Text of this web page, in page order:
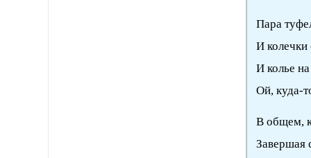
Пара
И колечки
И колье
Ой, куда-
В общем,
Завершая